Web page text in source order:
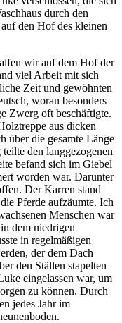
durch den
den Hof des kleinen
wir auf dem Hof der
viel Arbeit mit sich
Zeit und gewöhnten
woran besonders
Zwerg oft beschäftigte.
aus dicken
über die gesamte Länge
den langgezogenen
befand sich im Giebel
worden war. Darunter
Der Karren stand
Pferde aufzäumte. Ich
Menschen war
dem niedrigen
in regelmäßigen
der dem Dach
den Ställen stapelten
eingelassen war, um
zu können. Durch
jedes Jahr im